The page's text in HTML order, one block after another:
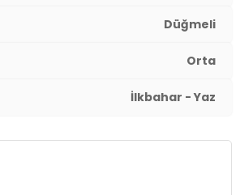
Düğmeli
Orta
İlkbahar - Yaz